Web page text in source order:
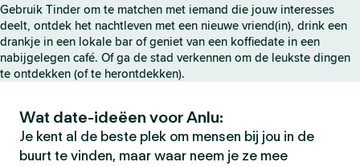
n
a
Gebruik Tinder om te matchen met iemand die jouw interesses
deelt, ontdek het nachtleven met een nieuwe vriend(in), drink een
drankje in een lokale bar of geniet van een koffiedate in een
nabijgelegen café. Of ga de stad verkennen om de leukste dingen
te ontdekken (of te herontdekken).
Wat date-ideëen voor Anlu:
Je kent al de beste plek om mensen bij jou in de
buurt te vinden, maar waar neem je ze mee